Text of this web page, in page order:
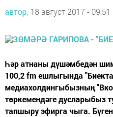
автор, 18 август 2017 - 09:51
Һәр атнаны дүшәмбедән
100,2 fm ешлыгында
медиахолдингыбызның
төркемендәге дусларыбыз
тапшыру эфирга чыга.